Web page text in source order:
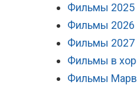
Фильмы 2025
Фильмы 2026
Фильмы 2027
Фильмы в
Фильмы